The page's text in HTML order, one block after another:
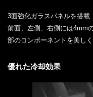
3面強化ガラスパネルを搭載
前面、左側、右側には4mm
部のコンポーネントを美しく
優れた冷却効果